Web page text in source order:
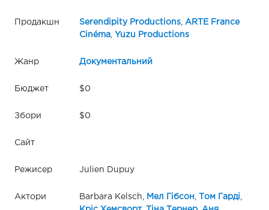
Продакшн Serendipity Productions, ARTE France
Cinéma, Yuzu Productions
Жанр Документальний
Бюджет $0
Збори $0
Сайт
Режисер Julien Dupuy
Актори Barbara Kelsch, Мел Гібсон , Том Гарді ,